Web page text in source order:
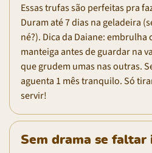
Essas trufas são perfeitas pra
Duram até 7 dias na geladeira
né?). Dica da Daiane: embrulha
manteiga antes de guardar na
que grudem umas nas outras.
aguenta 1 mês tranquilo. Só
servir!
Sem drama se faltar